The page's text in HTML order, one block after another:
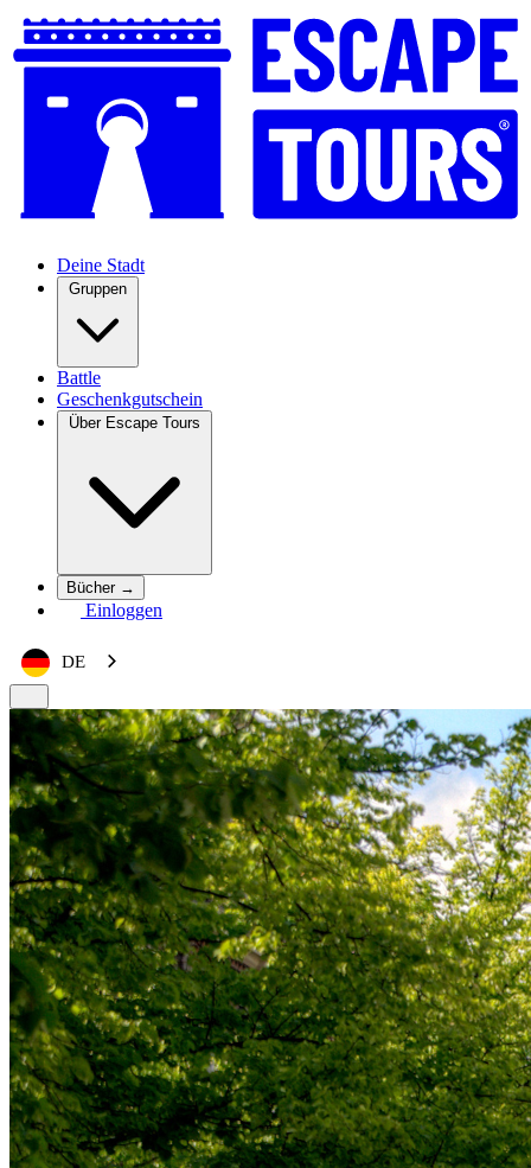
Deine Stadt
Gruppen
Battle
Geschenkgutschein
Über Escape Tours
Bücher →
Einloggen
DE